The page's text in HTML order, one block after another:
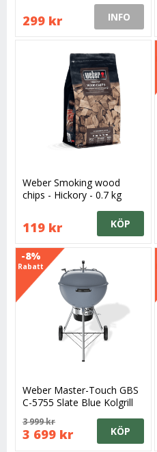
299 kr INFO
Weber Smoking wood
chips - Hickory - 0.7 kg
119 kr KÖP
-8%
Rabatt
Weber Master-Touch GBS
C-5755 Slate Blue Kolgrill
3 999 kr
3 699 kr KÖP